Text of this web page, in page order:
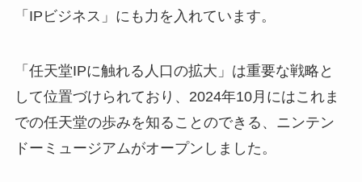
「IPビジネス」にも力を入れています。
「任天堂IPに触れる人口の拡大」は重要な戦略と
して位置づけられており、2024年10月にはこれま
での任天堂の歩みを知ることのできる、ニンテン
ドーミュージアムがオープンしました。